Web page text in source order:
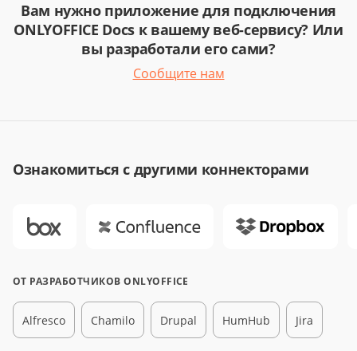
Вам нужно приложение для подключения
ONLYOFFICE Docs к вашему веб-сервису? Или
вы разработали его сами?
Сообщите нам
Ознакомиться с другими коннекторами
ОТ РАЗРАБОТЧИКОВ ONLYOFFICE
Alfresco Chamilo Drupal HumHub Jira